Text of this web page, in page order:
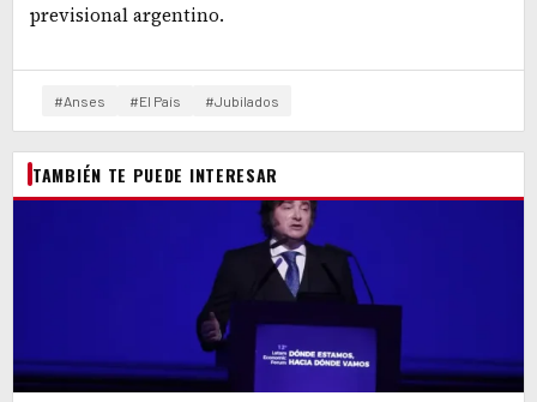
previsional argentino.
#Anses #El País #Jubilados
TAMBIÉN TE PUEDE INTERESAR